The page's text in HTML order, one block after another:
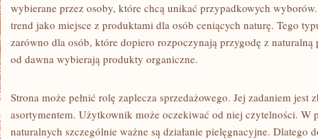
wybierane przez osoby, które chcą unikać przypadkowych
trend jako miejsce z produktami dla osób ceniących naturę. Tego
zarówno dla osób, które dopiero rozpoczynają przygodę z
od dawna wybierają produkty organiczne.
Strona może pełnić rolę zaplecza sprzedażowego. Jej zadaniem jest
asortymentem. Użytkownik może oczekiwać od niej czytelności. W
naturalnych szczególnie ważne są działanie pielęgnacyjne. Dlatego